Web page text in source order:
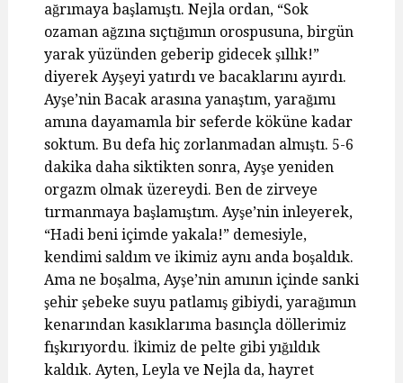
ağrımaya başlamıştı. Nejla ordan, “Sok
ozaman ağzına sıçtığımın orospusuna, birgün
yarak yüzünden geberip gidecek şıllık!”
diyerek Ayşeyi yatırdı ve bacaklarını ayırdı.
Ayşe’nin Bacak arasına yanaştım, yarağımı
amına dayamamla bir seferde köküne kadar
soktum. Bu defa hiç zorlanmadan almıştı. 5-6
dakika daha siktikten sonra, Ayşe yeniden
orgazm olmak üzereydi. Ben de zirveye
tırmanmaya başlamıştım. Ayşe’nin inleyerek,
“Hadi beni içimde yakala!” demesiyle,
kendimi saldım ve ikimiz aynı anda boşaldık.
Ama ne boşalma, Ayşe’nin amının içinde sanki
şehir şebeke suyu patlamış gibiydi, yarağımın
kenarından kasıklarıma basınçla döllerimiz
fışkırıyordu. İkimiz de pelte gibi yığıldık
kaldık. Ayten, Leyla ve Nejla da, hayret